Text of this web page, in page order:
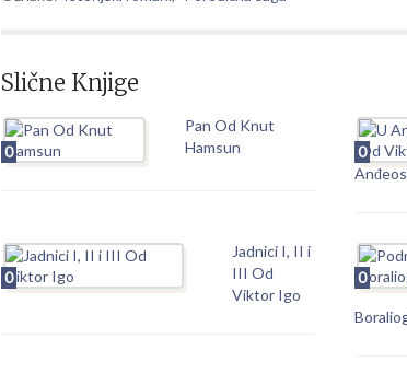
Slične Knjige
0
Pan Od Knut
Hamsun
0
0
Jadnici I, II i
III Od
Viktor Igo
0